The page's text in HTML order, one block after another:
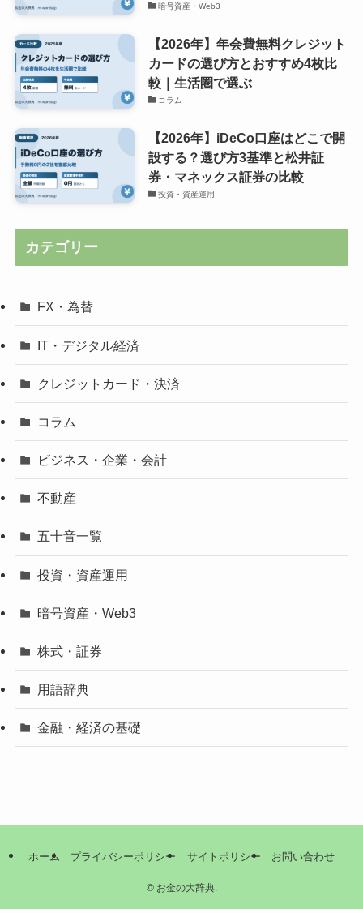
暗号資産・Web3
【2026年】年会費無料クレジット
カードの選び方とおすすめ4枚比
較｜生活圏で選ぶ
コラム
【2026年】iDeCo口座はどこで開
設する？選び方3基準と松井証
券・マネックス証券の比較
投資・資産運用
カテゴリー
FX・為替
IT・デジタル経済
クレジットカード・決済
コラム
ビジネス・企業・会計
不動産
五十音一覧
投資・資産運用
暗号資産・Web3
株式・証券
用語辞典
金融・経済の基礎
ホーム プライバシーポリシー サイトポリシー お問い合わせ
©お金の大辞典.